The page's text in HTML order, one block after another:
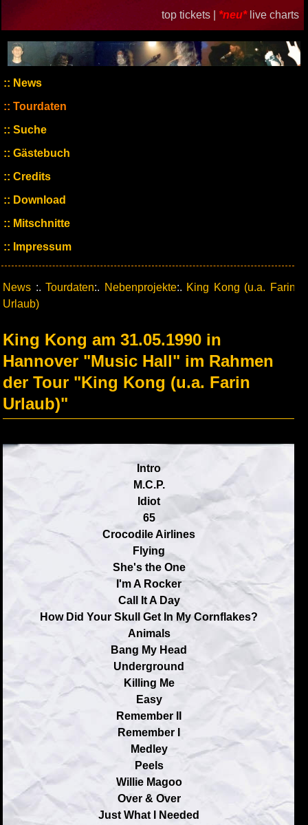
top tickets | *neu* live charts
News
Tourdaten
Suche
Gästebuch
Credits
Download
Mitschnitte
Impressum
News :.Tourdaten:. Nebenprojekte:. King Kong (u.a. Farin
Urlaub)
King Kong am 31.05.1990 in
Hannover "Music Hall" im Rahmen
der Tour "King Kong (u.a. Farin
Urlaub)"
Intro
M.C.P.
Idiot
65
Crocodile Airlines
Flying
She's the One
I'm A Rocker
Call It A Day
How Did Your Skull Get In My Cornflakes?
Animals
Bang My Head
Underground
Killing Me
Easy
Remember II
Remember I
Medley
Peels
Willie Magoo
Over & Over
Just What I Needed